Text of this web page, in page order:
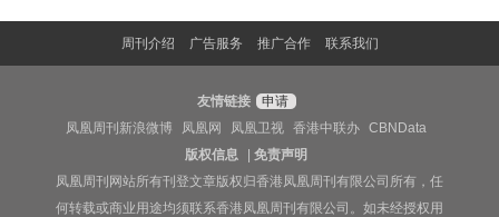
周刊介绍 广告服务 推广合作 联系我们
友情链接 申请
凤凰周刊新浪微博
凤凰网 凤凰卫视 香港中联办
CBNData
版权信息
|免责声明
凤凰周刊网站所有刊登文章版权归香港凤凰周刊有限公司所有，任
何转载或商业用途均须联系香港凤凰周刊有限公司。如未经授权用